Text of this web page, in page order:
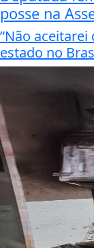
posse na
”Não aceitarei
estado no